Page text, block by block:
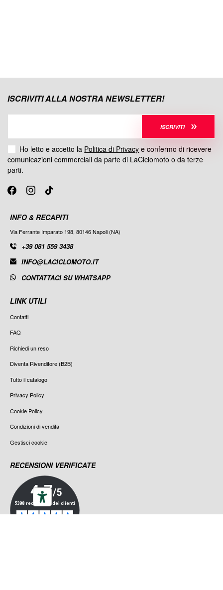
INFO & RECAPITI
Via Ferrante Imparato 198, 80146 Napoli (NA)
+39 081 559 3438
INFO@LACICLOMOTO.IT
CONTATTACI SU WHATSAPP
LINK UTILI
Contatti
FAQ
Richiedi un reso
Diventa Rivenditore (B2B)
Tutto il catalogo
Privacy Policy
Cookie Policy
Condizioni di vendita
Gestisci cookie
RECENSIONI VERIFICATE
ISCRIVITI ALLA NOSTRA NEWSLETTER!
ISCRIVITI
Ho letto e accetto la Politica di Privacy e confermo di ricevere
comunicazioni commerciali da parte di LaCiclomoto o da terze
parti.